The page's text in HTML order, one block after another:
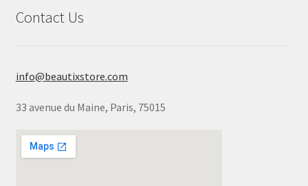
Contact Us
info@beautixstore.com
33 avenue du Maine, Paris, 75015